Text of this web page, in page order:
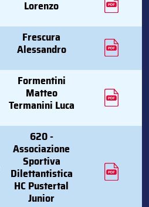
Lorenzo
Frescura
Alessandro
Formentini
Matteo
Termanini Luca
620 -
Associazione
Sportiva
Dilettantistica
HC Pustertal
Junior